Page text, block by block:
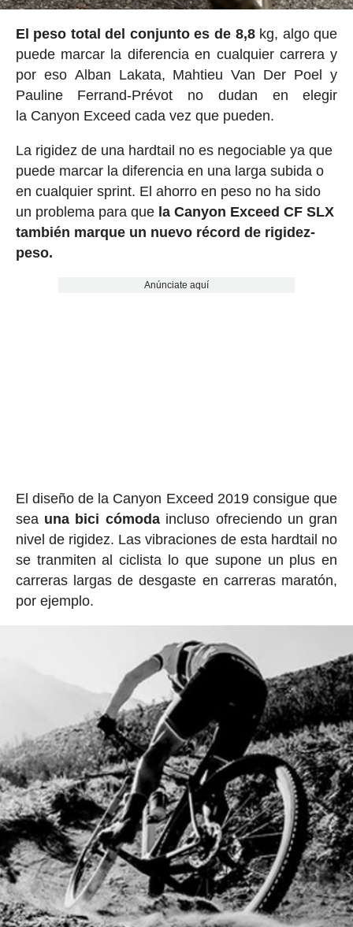
El peso total del conjunto es de 8,8kg, algo que
puede marcar la diferencia en cualquier carrera y
por eso Alban Lakata, Mahtieu Van Der Poel y
Pauline Ferrand-Prévot no dudan en elegir
la Canyon Exceed cada vez que pueden.
La rigidez de una hardtail no es negociable ya que
puede marcar la diferencia en una larga subida o
en cualquier sprint. El ahorro en peso no ha sido
un problema para que la Canyon Exceed CF SLX
también marque un nuevo récord de rigidez-
peso.
Anúnciate aquí
El diseño de la Canyon Exceed 2019 consigue que
sea una bici cómodaincluso ofreciendo un gran
nivel de rigidez. Las vibraciones de esta hardtail no
se tranmiten al ciclista lo que supone un plus en
carreras largas de desgaste en carreras maratón,
por ejemplo.